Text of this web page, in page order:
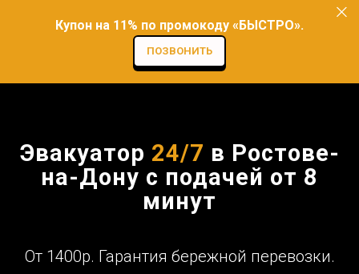
Купон на 11% по промокоду «БЫСТРО».
ПОЗВОНИТЬ
Эвакуатор 24/7 в Ростове-
на-Дону с подачей от 8
минут
От 1400р. Гарантия бережной перевозки.